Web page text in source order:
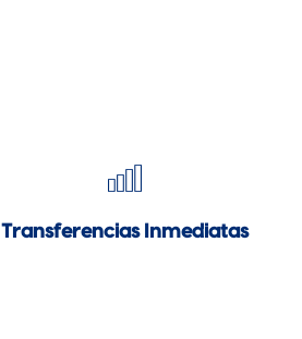
Transferencias Inmediatas